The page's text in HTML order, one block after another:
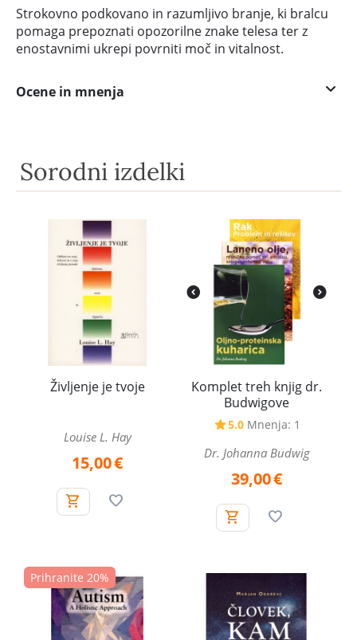
Strokovno podkovano in razumljivo branje, ki bralcu
pomaga prepoznati opozorilne znake telesa ter z
enostavnimi ukrepi povrniti moč in vitalnost.
Ocene in mnenja
Sorodni izdelki
Življenje je tvoje
Louise L. Hay
15,00€
Komplet treh knjig dr.
Budwigove
5.0 Mnenja: 1
Dr. Johanna Budwig
39,00€
Prihranite 20%